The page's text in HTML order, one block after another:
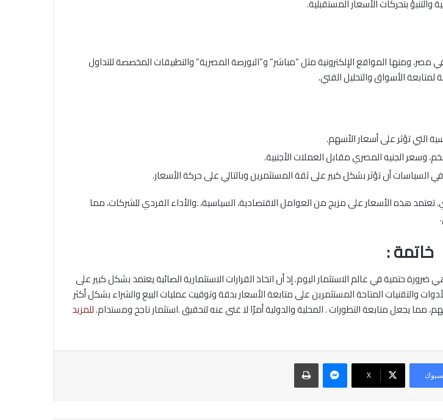
بتحركات الأسعار المستقبلية.
ومنها المواقع الإلكترونية مثل “مباشر” و”البورصة المصرية” والتطبيقات المخصصة للتداول
الأسواق والتحليل الفني.
التي تؤثر على أسعار الأسهم.
وسعر الجنيه المصري مقابل العملات الأجنبية.
السياسات أن تؤثر بشكل كبير على ثقة المستثمرين وبالتالي على حركة الأسعار.
هذه الأسعار على مزيج من العوامل الاقتصادية، السياسية، .والأداء الفردي للشركات، مما
خاتمة :
حتمية في عالم الاستثمار اليوم. إذ أن اتخاذ القرارات الاستثمارية الصائبة يعتمد بشكل كبير على
والتقنيات المتاحة المستثمرين على متابعة الأسعار بدقة وتوقيت عمليات البيع والشراء بشكل أكثر
مما يجعل متابعة التطورات . المحلية والدولية أمرًا لا غنى عنه لتحقيق .استثمار ناجح ومستدام.للمزيد
‫X
ماسنجر طباعة